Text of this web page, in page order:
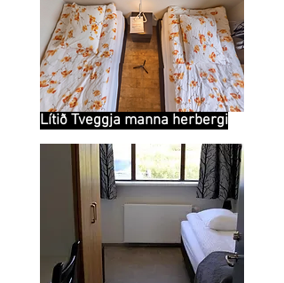
Lítið Tveggja manna herbergi